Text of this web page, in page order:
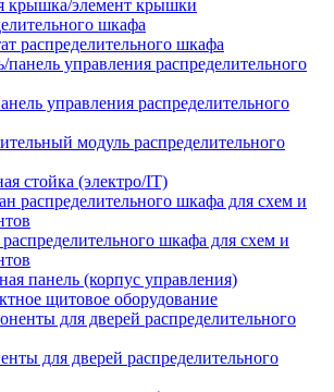
крышка/элемент крышки
шкафа
распределительного шкафа
управления распределительного
модуль распределительного
стойка (электро/IT)
шкафа для схем и
панель (корпус управления)
щитовое оборудование
для дверей распределительного